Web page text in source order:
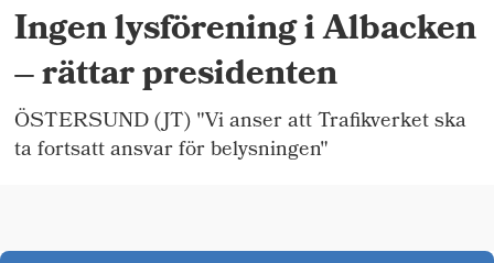
Ingen lysförening i Albacken
– rättar presidenten
ÖSTERSUND (JT) "Vi anser att Trafikverket ska
ta fortsatt ansvar för belysningen"